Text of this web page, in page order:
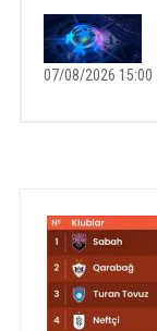
07/08/2026 15:00